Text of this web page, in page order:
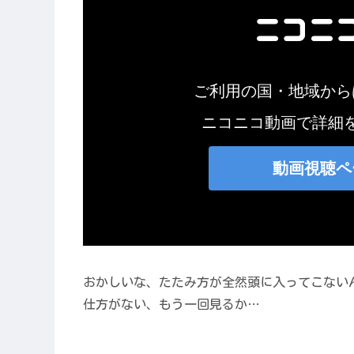
おかしいな、たたみ方が全然頭に入ってこな
仕方がない、もう一回見るか…